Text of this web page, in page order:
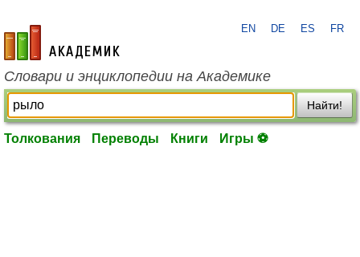
academic.ru
EN DE ES FR
Словари и энциклопедии на Академике
Найти!
Толкования Переводы Книги Игры ⚽